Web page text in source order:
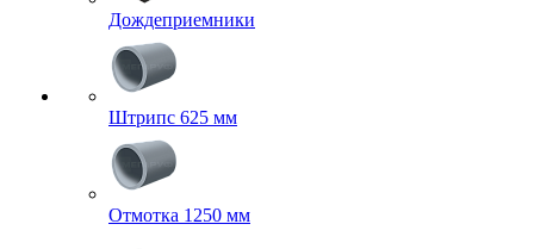
Дождеприемники
Штрипс 625 мм
Отмотка 1250 мм